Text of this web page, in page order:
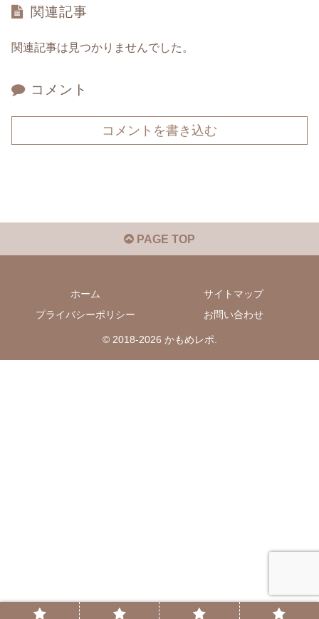
関連記事
関連記事は見つかりませんでした。
コメント
コメントを書き込む
PAGE TOP
ホーム
サイトマップ
プライバシーポリシー
お問い合わせ
© 2018-2026 かもめレポ.